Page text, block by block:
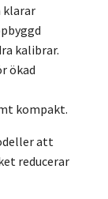
klarar
kalibrar.
ökad
kompakt.
att
reducerar